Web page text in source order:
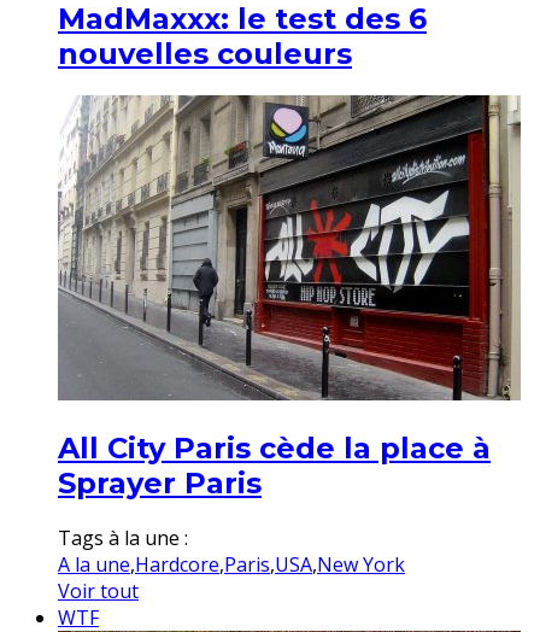
MadMaxxx: le test des 6
nouvelles couleurs
All City Paris cède la place à
Sprayer Paris
Tags à la une :
A la une,Hardcore,Paris,USA,New York
Voir tout
WTF